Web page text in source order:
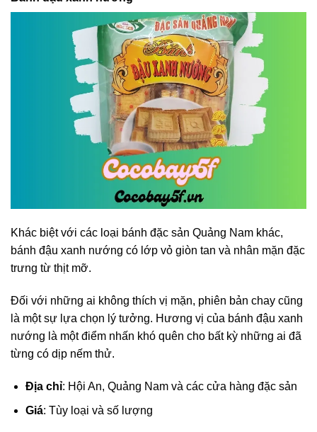
Khác biệt với các loại bánh đặc sản Quảng Nam khác,
bánh đậu xanh nướng có lớp vỏ giòn tan và nhân mặn đặc
trưng từ thịt mỡ.
Đối với những ai không thích vị mặn, phiên bản chay cũng
là một sự lựa chọn lý tưởng. Hương vị của bánh đậu xanh
nướng là một điểm nhấn khó quên cho bất kỳ những ai đã
từng có dịp nếm thử.
Địa chỉ: Hội An, Quảng Nam và các cửa hàng đặc sản
Giá: Tùy loại và số lượng